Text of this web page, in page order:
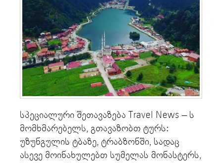
სპეციალური შეთავაზება Travel News – ს
მომხმარებელს, გთავაზობთ ტურს:
უზუნგულის ტბაზე, ტრაბზონში, სადაც
ასევე მოინახულებთ სუმელას მონასტერს,